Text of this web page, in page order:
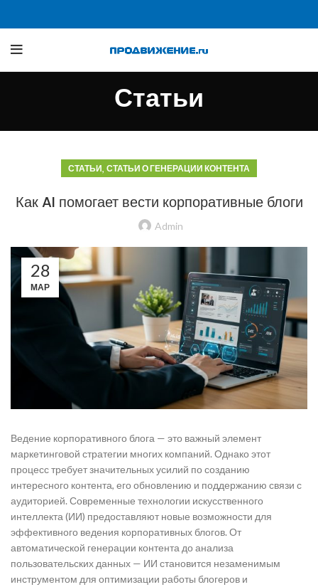
Статьи
СТАТЬИ, СТАТЬИ О ГЕНЕРАЦИИ КОНТЕНТА
Как AI помогает вести корпоративные блоги
Admin
28
МАР
Ведение корпоративного блога — это важный элемент
маркетинговой стратегии многих компаний. Однако этот
процесс требует значительных усилий по созданию
интересного контента, его обновлению и поддержанию связи с
аудиторией. Современные технологии искусственного
интеллекта (ИИ) предоставляют новые возможности для
эффективного ведения корпоративных блогов. От
автоматической генерации контента до анализа
пользовательских данных — ИИ становится незаменимым
инструментом для оптимизации работы блогеров и